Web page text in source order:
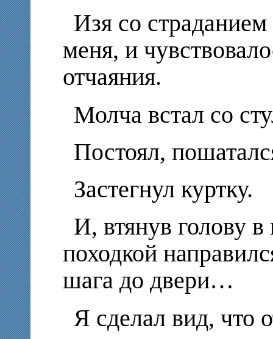
Изя со страданием
меня, и
отчаяния.
Молча встал со
Постоял,
Застегнул куртку.
И, втянув голову
походкой
шага до двери…
Я сделал вид, что